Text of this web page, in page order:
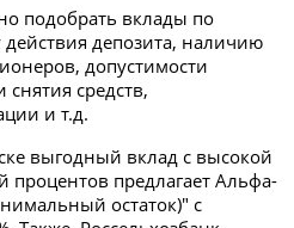
подобрать вклады по
депозита, наличию
допустимости
снятия средств,
и т.д.
выгодный вклад с высокой
процентов предлагает Альфа-
остаток)" с